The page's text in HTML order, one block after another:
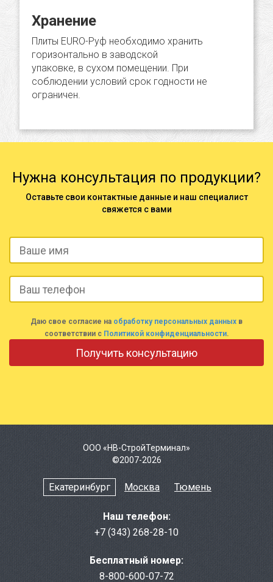
Хранение
Плиты EURO-Руф необходимо хранить
горизонтально в заводской
упаковке, в сухом помещении. При
соблюдении условий срок годности не
ограничен.
Нужна консультация по продукции?
Оставьте свои контактные данные и наш специалист
свяжется с вами
Даю свое согласие на обработку персональных данных в
соответствии с Политикой конфиденциальности.
ООО «НВ-СтройТерминал»
©2007-2026
Екатеринбург Москва Тюмень
Наш телефон:
+7 (343) 268-28-10
Бесплатный номер:
8-800-600-07-72